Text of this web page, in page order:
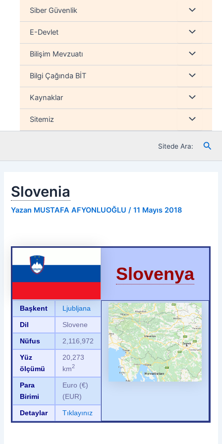
Siber Güvenlik Menu
düğmesi
E-Devlet Menu
düğmesi
Bilişim Mevzuatı Menu
düğmesi
Bilgi Çağında BİT Menu
düğmesi
Kaynaklar Menu
düğmesi
Sitemiz Menu
düğmesi
Sitede Ara:
Slovenia
Yazan MUSTAFA AFYONLUOĞLU/11 Mayıs 2018
Slovenya
Başkent Ljubljana
Dil Slovene
Nüfus 2,116,972
Yüz
ölçümü
20,273
km2
Para
Birimi
Euro (€)
(EUR)
Detaylar Tıklayınız